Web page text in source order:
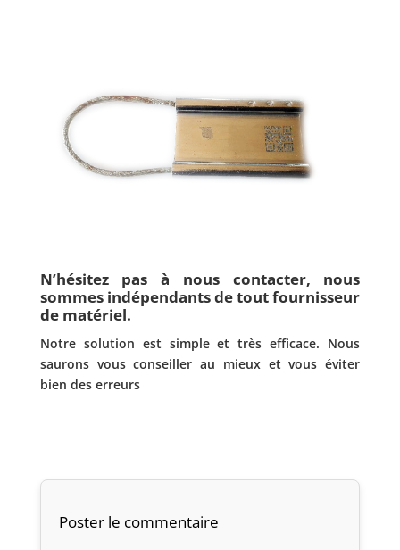
N’hésitez pas à nous contacter, nous
sommes indépendants de tout fournisseur
de matériel.
Notre solution est simple et très efficace. Nous
saurons vous conseiller au mieux et vous éviter
bien des erreurs
Poster le commentaire